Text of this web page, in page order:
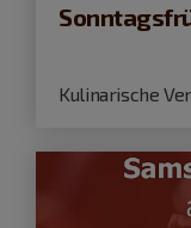
Kulinarische